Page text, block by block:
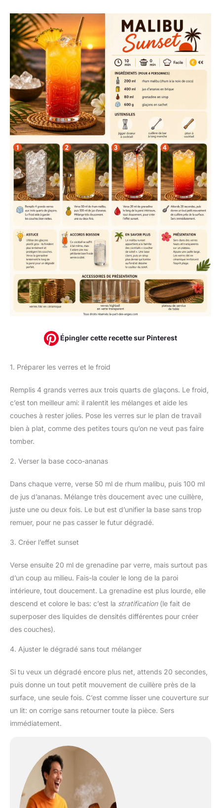
Épingler cette recette sur Pinterest
1. Préparer les verres et le froid
Remplis 4 grands verres aux trois quarts de glaçons. Le froid,
c’est ton meilleur ami: il ralentit les mélanges et aide les
couches à rester jolies. Pose les verres sur le plan de travail
bien à plat, comme des petites tours qu’on ne veut pas faire
tomber.
2. Verser la base coco-ananas
Dans chaque verre, verse 50 ml de rhum malibu, puis 100 ml
de jus d’ananas. Mélange très doucement avec une cuillère,
juste une ou deux fois. Le but est d’unifier la base sans trop
remuer, pour ne pas casser le futur dégradé.
3. Créer l’effet sunset
Verse ensuite 20 ml de grenadine par verre, mais surtout pas
d’un coup au milieu. Fais-la couler le long de la paroi
intérieure, tout doucement. La grenadine est plus lourde, elle
descend et colore le bas: c’est la stratification(le fait de
superposer des liquides de densités différentes pour créer
des couches).
4. Ajuster le dégradé sans tout mélanger
Si tu veux un dégradé encore plus net, attends 20 secondes,
puis donne un tout petit mouvement de cuillère près de la
surface, une seule fois. C’est comme lisser une couverture sur
un lit: on corrige sans retourner toute la pièce. Sers
immédiatement.